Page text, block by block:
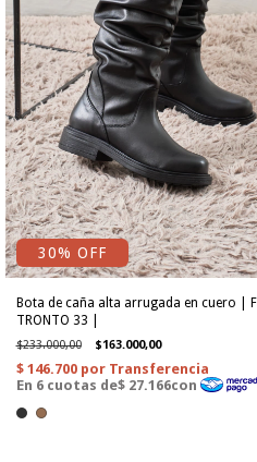
30% OFF
Bota de caña alta arrugada en cuero |
TRONTO 33 |
$233.000,00 $163.000,00